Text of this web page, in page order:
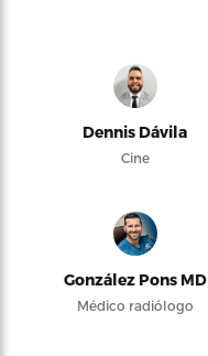
Dennis Dávila
Cine
González Pons MD
Médico radiólogo